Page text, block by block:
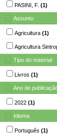
PASINI, F. (1)
Assunto
Agricultura (1)
Agricultura
Tipo do material
Livros (1)
Ano de
2022 (1)
Idioma
Português (1)